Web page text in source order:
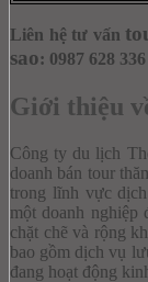
Liên hệ tư vấn
sao: 0987 628
Giới thiệu
Công ty du lịch
doanh bán tour
trong lĩnh vực
một doanh nghiệp
chặt chẽ và rộng
bao gồm dịch vụ
đang hoạt động